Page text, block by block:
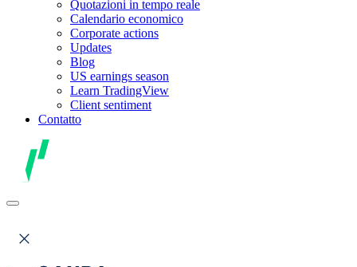
Quotazioni in tempo reale
Calendario economico
Corporate actions
Updates
Blog
US earnings season
Learn TradingView
Client sentiment
Contatto